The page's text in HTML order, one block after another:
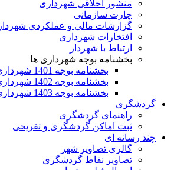
منشور اخلاقی شهرداری
چارت سازمانی
گزارشات مالی و عملکردی شهرداری
افتخارات شهرداری
ارتباط با شهردار
بخشنامه بوجه شهرداری ها
بخشنامه بوجه 1401 شهرداری ها
بخشنامه بوجه 1402 شهرداری ها
بخشنامه بوجه 1403 شهرداری ها
گردشگری
راهنمای گردشگری
ثبت اماکن گردشگری و تفریحی
چند رسانه ای
گالری تصاویر شهر
تصاویر نقاط گردشگری